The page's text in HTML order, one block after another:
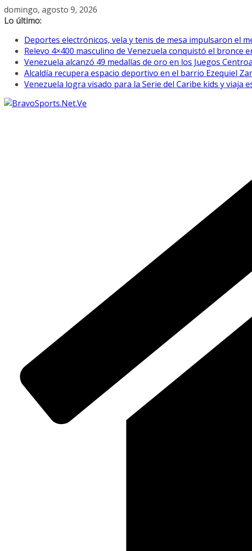
Saltar
al
domingo, agosto 9, 2026
Lo último:
Deportes electrónicos, vela y tenis de mesa impulsaron el
Relevo 4×400 masculino de Venezuela conquistó el bronce
Venezuela alcanzó 49 medallas de oro en los Juegos
Alcaldía recupera espacio deportivo en el barrio Ezequiel
Venezuela logra visado para la Serie del Caribe kids y viaja